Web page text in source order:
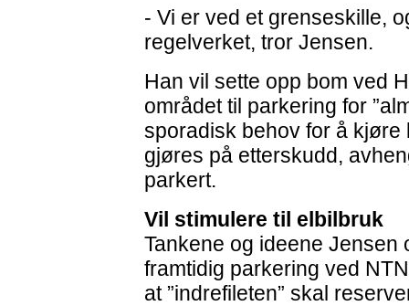
- Vi er ved et grenseskille,
regelverket, tror Jensen.
Han vil sette opp bom ved
området til parkering for
sporadisk behov for å kjøre
gjøres på etterskudd,
parkert.
Vil stimulere til elbilbruk
Tankene og ideene Jensen
framtidig parkering ved
at ”indrefileten” skal